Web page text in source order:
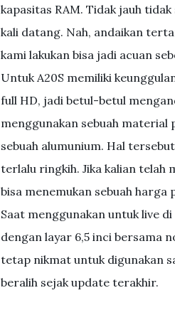
kapasitas RAM. Tidak jauh
kali datang. Nah, andaikan
kami lakukan bisa jadi acuan
Untuk A20S memiliki
full HD, jadi betul-betul
menggunakan sebuah
sebuah alumunium. Hal
terlalu ringkih. Jika kalian telah
bisa menemukan sebuah harga
Saat menggunakan untuk live
dengan layar 6,5 inci bersama
tetap nikmat untuk digunakan
beralih sejak update terakhir.